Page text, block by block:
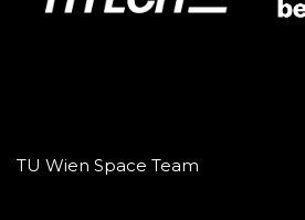
TU Wien Space Team